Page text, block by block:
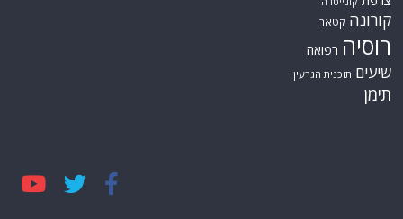
קורונה קטאר
רוסיה רפואה
שיעים תוכנית הגרעין
תימן